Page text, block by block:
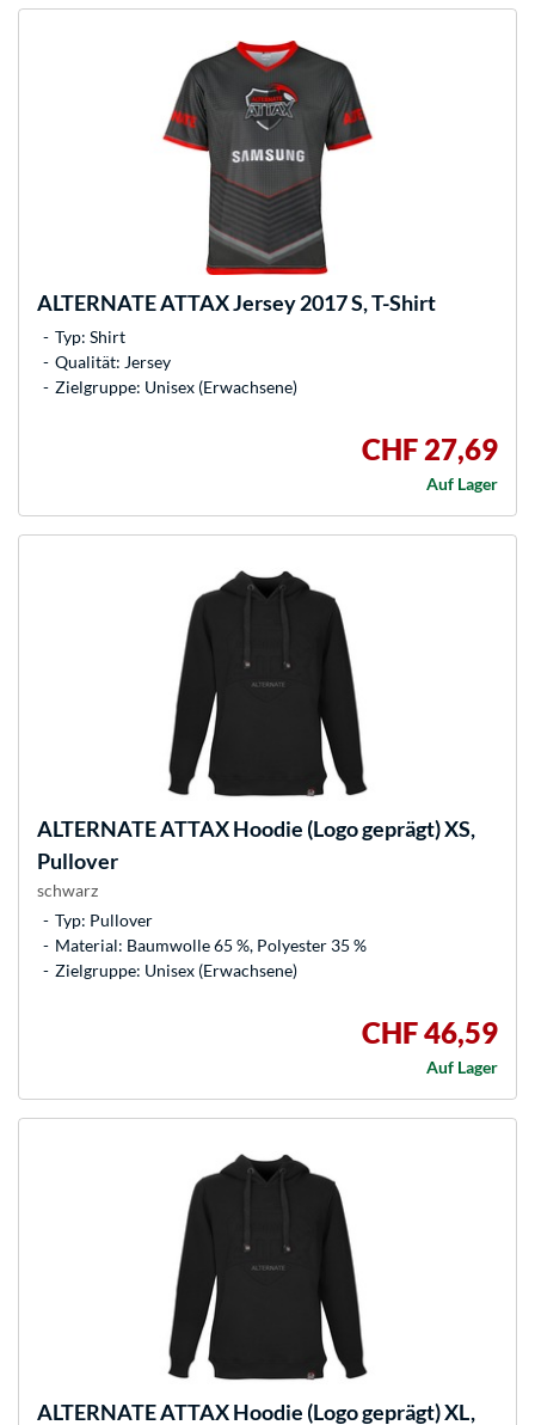
ALTERNATEATTAX Jersey 2017 S, T-Shirt
Typ: Shirt
Qualität: Jersey
Zielgruppe: Unisex (Erwachsene)
CHF 27,69
Auf Lager
ALTERNATEATTAX Hoodie (Logo geprägt) XS,
Pullover
schwarz
Typ: Pullover
Material: Baumwolle 65 %, Polyester 35 %
Zielgruppe: Unisex (Erwachsene)
CHF 46,59
Auf Lager
ALTERNATEATTAX Hoodie (Logo geprägt) XL,